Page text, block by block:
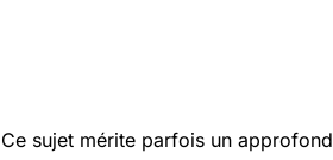
Ce sujet mérite parfois un